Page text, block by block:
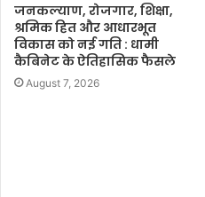
जनकल्याण, रोजगार, शिक्षा,
श्रमिक हित और आधारभूत
विकास को नई गति : धामी
कैबिनेट के ऐतिहासिक फैसले
August 7, 2026